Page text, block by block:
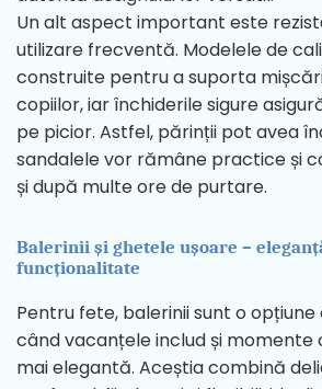
Un alt aspect important este
utilizare frecventă. Modelele de
construite pentru a suporta
copiilor, iar închiderile sigure
pe picior. Astfel, părinții pot avea
sandalele vor rămâne practice și
și după multe ore de purtare.
Balerinii și ghetele ușoare –
funcționalitate
Pentru fete, balerinii sunt o
când vacanțele includ și momente
mai elegantă. Aceștia combină